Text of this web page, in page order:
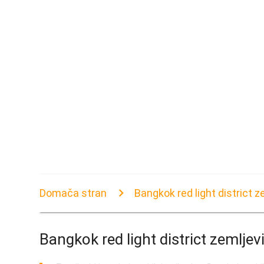
Domača stran Bangkok red light district
Bangkok red light district